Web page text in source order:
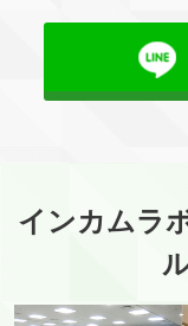
インカムラ